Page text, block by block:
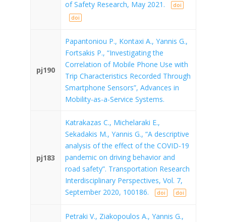
of Safety Research, May 2021.
doi
doi
pj190
Papantoniou P., Kontaxi A., Yannis G.,
Fortsakis P., “Investigating the
Correlation of Mobile Phone Use with
Trip Characteristics Recorded Through
Smartphone Sensors”, Advances in
Mobility-as-a-Service Systems.
pj183
Katrakazas C., Michelaraki E.,
Sekadakis M., Yannis G., “A descriptive
analysis of the effect of the COVID-19
pandemic on driving behavior and
road safety”. Transportation Research
Interdisciplinary Perspectives, Vol. 7,
September 2020, 100186.
doi doi
Petraki V., Ziakopoulos A., Yannis G.,